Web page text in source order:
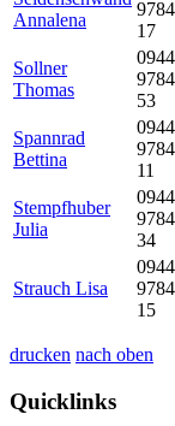
Annalena
17
Sollner
Thomas
53
Spannrad
Bettina
11
Stempfhuber
Julia
34
Strauch Lisa
15
drucken nach oben
Quicklinks